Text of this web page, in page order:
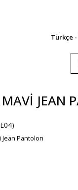
Türkçe -
JEAN
Jean Pantolon